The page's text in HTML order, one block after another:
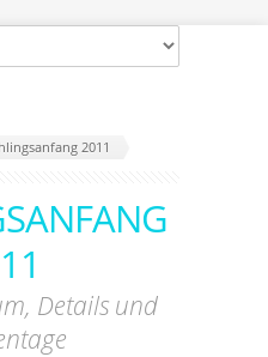
2011
Details und